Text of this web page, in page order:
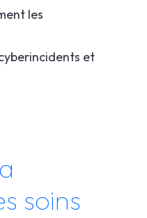
les
et
soins